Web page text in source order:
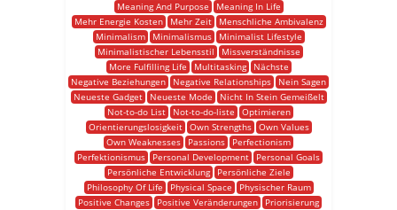
Meaning And Purpose
Meaning In Life
Mehr Energie Kosten
Mehr Zeit
Menschliche Ambivalenz
Minimalism
Minimalismus
Minimalist Lifestyle
Minimalistischer Lebensstil
Missverständnisse
More Fulfilling Life
Multitasking
Nächste
Negative Beziehungen
Negative Relationships
Nein Sagen
Neueste Gadget
Neueste Mode
Nicht In Stein Gemeißelt
Not-to-do List
Not-to-do-liste
Optimieren
Orientierungslosigkeit
Own Strengths
Own Values
Own Weaknesses
Passions
Perfectionism
Perfektionismus
Personal Development
Personal Goals
Persönliche Entwicklung
Persönliche Ziele
Philosophy Of Life
Physical Space
Physischer Raum
Positive Changes
Positive Veränderungen
Priorisierung